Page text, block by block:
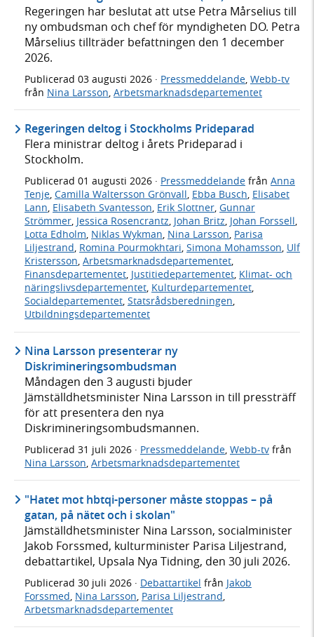
Regeringen har beslutat att utse Petra Mårselius till
ny ombudsman och chef för myndigheten DO. Petra
Mårselius tillträder befattningen den 1 december
2026.
Publicerad 03 augusti 2026 · Pressmeddelande Webb-tv
från Nina Larsson Arbetsmarknadsdepartementet
Regeringen deltog i Stockholms Prideparad
Flera ministrar deltog i årets Prideparad i
Stockholm.
Publicerad 01 augusti 2026 · Pressmeddelande från Anna
Tenje, Camilla Waltersson Grönvall, Ebba Busch, Elisabet
Lann, Elisabeth Svantesson, Erik Slottner, Gunnar
Strömmer, Jessica Rosencrantz, Johan Britz, Johan Forssell,
Lotta Edholm, Niklas Wykman, Nina Larsson, Parisa
Liljestrand, Romina Pourmokhtari, Simona Mohamsson, Ulf
Kristersson, Arbetsmarknadsdepartementet,
Finansdepartementet, Justitiedepartementet, Klimat- och
näringslivsdepartementet, Kulturdepartementet,
Socialdepartementet, Statsrådsberedningen,
Utbildningsdepartementet
Nina Larsson presenterar ny
Diskrimineringsombudsman
Måndagen den 3 augusti bjuder
Jämställdhetsminister Nina Larsson in till pressträff
för att presentera den nya
Diskrimineringsombudsmannen.
Publicerad 31 juli 2026 · Pressmeddelande, Webb-tv från
Nina Larsson, Arbetsmarknadsdepartementet
"Hatet mot hbtqi-personer måste stoppas – på
gatan, på nätet och i skolan"
Jämställdhetsminister Nina Larsson, socialminister
Jakob Forssmed, kulturminister Parisa Liljestrand,
debattartikel, Upsala Nya Tidning, den 30 juli 2026.
Publicerad 30 juli 2026 · Debattartikel från Jakob
Forssmed Nina Larsson Parisa Liljestrand
Arbetsmarknadsdepartementet